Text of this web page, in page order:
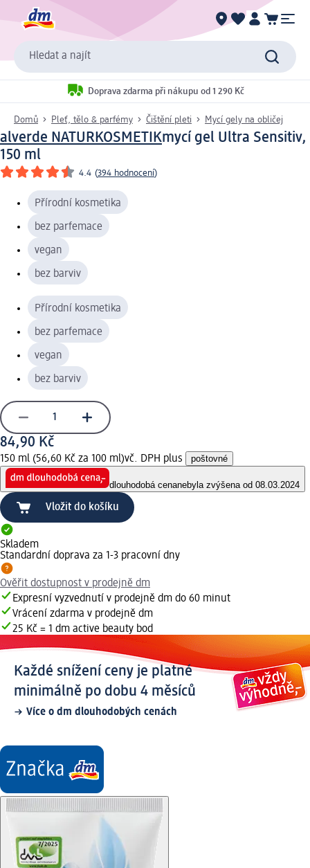
Hledat a najít
Doprava zdarma při nákupu od 1 290 Kč
Domů Pleť, tělo & parfémy Čištění pleti Mycí gely na obličej
alverde NATURKOSMETIKmycí gel Ultra Sensitiv,
150 ml
4.4 (394 hodnocení)
Přírodní kosmetika
bez parfemace
vegan
bez barviv
Přírodní kosmetika
bez parfemace
vegan
bez barviv
84,90 Kč
150 ml (56,60 Kč za 100 ml)vč. DPH plus poštovné
dlouhodobá cenanebyla zvýšena od 08.03.2024
Vložit do košíku
Skladem
Standardní doprava za 1-3 pracovní dny
Ověřit dostupnost v prodejně dm
Expresní vyzvednutí v prodejně dm do 60 minut
Vrácení zdarma v prodejně dm
25 Kč = 1 dm active beauty bod
Každé snížení ceny je platné
minimálně po dobu 4 měsíců
Více o dm dlouhodobých cenách